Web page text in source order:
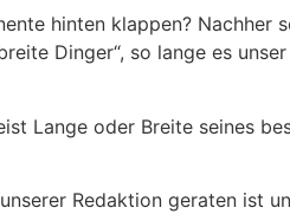
hinten klappen? Nachher
Dinger“, so lange es
Lange oder Breite seines
Redaktion geraten ist